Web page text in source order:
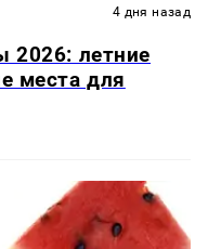
4 дня назад
2026: летние
места для